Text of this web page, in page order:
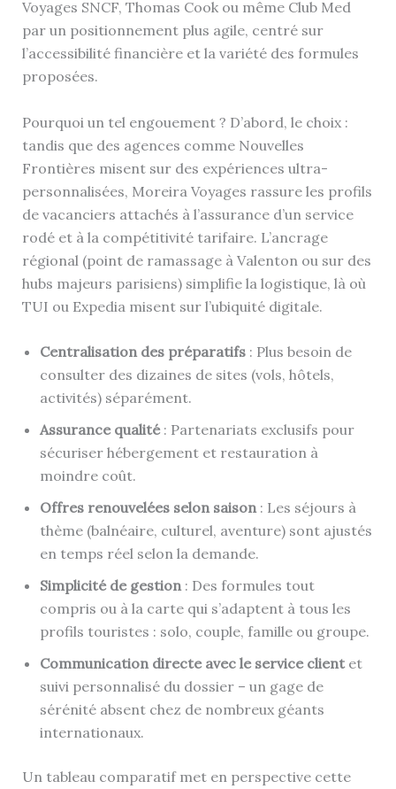
Voyages SNCF, Thomas Cook ou même Club Med
par un positionnement plus agile, centré sur
l’accessibilité financière et la variété des formules
proposées.
Pourquoi un tel engouement ? D’abord, le choix :
tandis que des agences comme Nouvelles
Frontières misent sur des expériences ultra-
personnalisées, Moreira Voyages rassure les profils
de vacanciers attachés à l’assurance d’un service
rodé et à la compétitivité tarifaire. L’ancrage
régional (point de ramassage à Valenton ou sur des
hubs majeurs parisiens) simplifie la logistique, là où
TUI ou Expedia misent sur l’ubiquité digitale.
Centralisation des préparatifs: Plus besoin de
consulter des dizaines de sites (vols, hôtels,
activités) séparément.
Assurance qualité: Partenariats exclusifs pour
sécuriser hébergement et restauration à
moindre coût.
Offres renouvelées selon saison: Les séjours à
thème (balnéaire, culturel, aventure) sont ajustés
en temps réel selon la demande.
Simplicité de gestion: Des formules tout
compris ou à la carte qui s’adaptent à tous les
profils touristes : solo, couple, famille ou groupe.
Communication directe avec le service clientet
suivi personnalisé du dossier – un gage de
sérénité absent chez de nombreux géants
internationaux.
Un tableau comparatif met en perspective cette